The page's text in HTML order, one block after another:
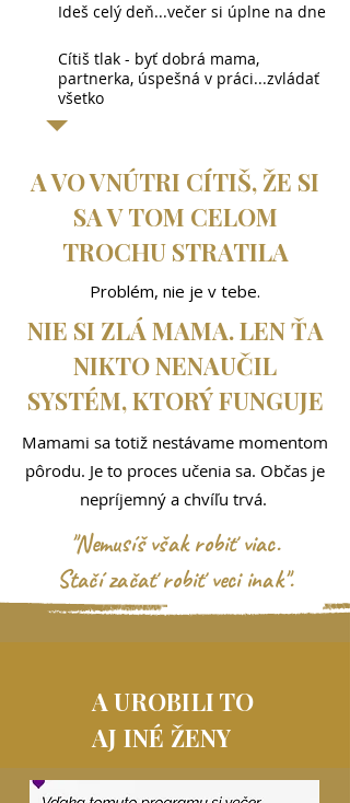
Ideš celý deň...večer si úplne na dne
Cítiš tlak - byť dobrá mama,
partnerka, úspešná v práci...zvládať
všetko
A VO VNÚTRI CÍTIŠ, ŽE SI
SA V TOM CELOM
TROCHU STRATILA
Problém, nie je v tebe.
NIE SI ZLÁ MAMA. LEN ŤA
NIKTO NENAUČIL
SYSTÉM, KTORÝ FUNGUJE
Mamami sa totiž nestávame momentom
pôrodu. Je to proces učenia sa. Občas je
nepríjemný a chvíľu trvá.
"Nemusíš však robiť viac.
Stačí začať robiť veci inak".
A UROBILI TO
AJ INÉ ŽENY